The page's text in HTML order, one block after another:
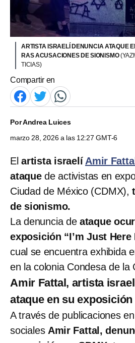
ARTISTA ISRAELÍ DENUNCIA ATAQUE
RAS ACUSACIONES DE SIONISMO
TICIAS)
Compartir en
PorAndrea Luices
marzo 28, 2026 a las 12:27 GMT-6
El artista israelí Amir Fattal
ataquede activistas en
Ciudad de México (CDMX),
de sionismo.
La denuncia deataque
exposición “I’m Just Here
cual se encuentra exhibida
en la colonia Condesa de la
Amir Fattal, artista
ataque en su exposición
A través de publicaciones
sociales Amir Fattal,